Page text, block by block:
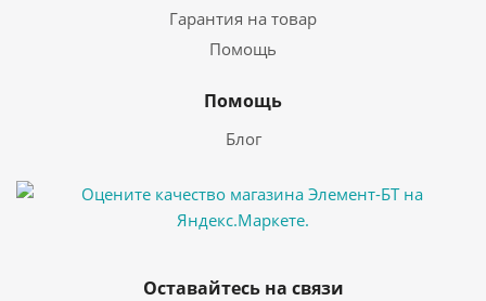
Гарантия на товар
Помощь
Помощь
Блог
Оставайтесь на связи